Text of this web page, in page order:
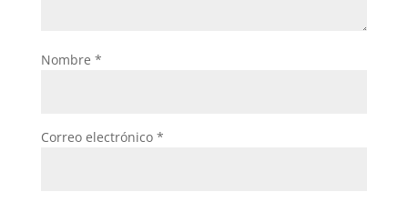
Nombre *
Correo electrónico *